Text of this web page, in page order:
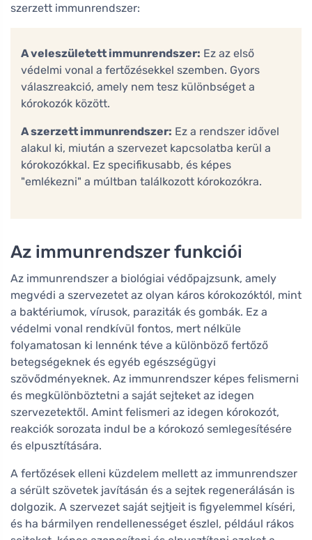
szerzett immunrendszer:
A veleszületett immunrendszer: Ez az első
védelmi vonal a fertőzésekkel szemben. Gyors
válaszreakció, amely nem tesz különbséget a
kórokozók között.
A szerzett immunrendszer: Ez a rendszer idővel
alakul ki, miután a szervezet kapcsolatba kerül a
kórokozókkal. Ez specifikusabb, és képes
"emlékezni" a múltban találkozott kórokozókra.
Az immunrendszer funkciói
Az immunrendszer a biológiai védőpajzsunk, amely
megvédi a szervezetet az olyan káros kórokozóktól, mint
a baktériumok, vírusok, paraziták és gombák. Ez a
védelmi vonal rendkívül fontos, mert nélküle
folyamatosan ki lennénk téve a különböző fertőző
betegségeknek és egyéb egészségügyi
szövődményeknek. Az immunrendszer képes felismerni
és megkülönböztetni a saját sejteket az idegen
szervezetektől. Amint felismeri az idegen kórokozót,
reakciók sorozata indul be a kórokozó semlegesítésére
és elpusztítására.
A fertőzések elleni küzdelem mellett az immunrendszer
a sérült szövetek javításán és a sejtek regenerálásán is
dolgozik. A szervezet saját sejtjeit is figyelemmel kíséri,
és ha bármilyen rendellenességet észlel, például rákos